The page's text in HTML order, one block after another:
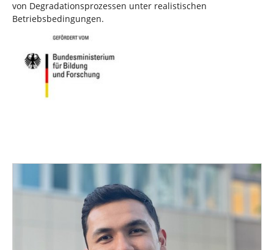
von Degradationsprozessen unter realistischen
Betriebsbedingungen.